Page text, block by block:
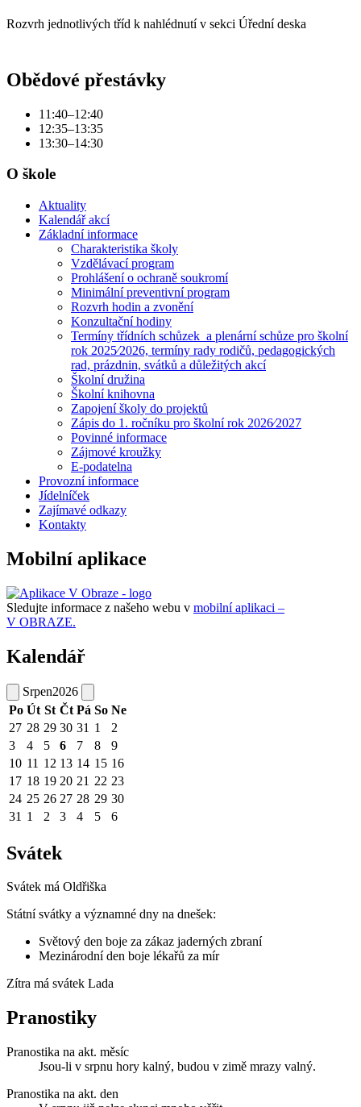
Rozvrh jednotlivých tříd k nahlédnutí v sekci Úřední deska
Obědové přestávky
11:40–12:40
12:35–13:35
13:30–14:30
O škole
Aktuality
Kalendář akcí
Základní informace
Charakteristika školy
Vzdělávací program
Prohlášení o ochraně soukromí
Minimální preventivní program
Rozvrh hodin a zvonění
Konzultační hodiny
Termíny třídních schůzek a plenární schůze pro školní
rok 2025⁄2026, termíny rady rodičů, pedagogických
rad, prázdnin, svátků a důležitých akcí
Školní družina
Školní knihovna
Zapojení školy do projektů
Zápis do 1. ročníku pro školní rok 2026⁄2027
Povinné informace
Zájmové kroužky
E-podatelna
Provozní informace
Jídelníček
Zajímavé odkazy
Kontakty
Mobilní aplikace
Sledujte informace z našeho webu v mobilní aplikaci –
V OBRAZE.
Kalendář
Srpen2026
Po Út St Čt Pá So Ne
27 28 29 30 31 1
2
3
4 5 6 7 8
9
10 11 12 13 14 15 16
17 18 19 20 21 22 23
24 25 26 27 28 29 30
31 1 2 3 4 5 6
Svátek
Svátek má Oldřiška
Státní svátky a významné dny na dnešek:
Světový den boje za zákaz jaderných zbraní
Mezinárodní den boje lékařů za mír
Zítra má svátek Lada
Pranostiky
Pranostika na akt. měsíc
Jsou-li v srpnu hory kalný, budou v zimě mrazy valný.
Pranostika na akt. den